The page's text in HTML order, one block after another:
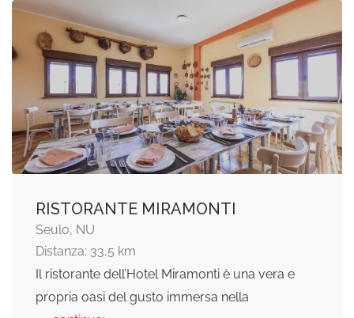
RISTORANTE MIRAMONTI
Seulo, NU
Distanza: 33,5 km
Il ristorante dell’Hotel Miramonti è una vera e
propria oasi del gusto immersa nella